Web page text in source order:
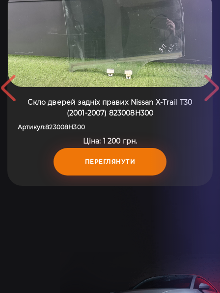
Скло дверей задніх правих Nissan X-Trail T30
(2001-2007) 823008H300
Артикул:823008H300
Ціна: 1 200 грн.
ПЕРЕГЛЯНУТИ